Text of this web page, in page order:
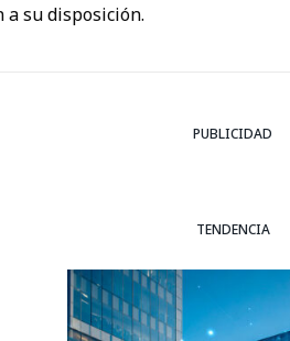
a su disposición.
PUBLICIDAD
TENDENCIA